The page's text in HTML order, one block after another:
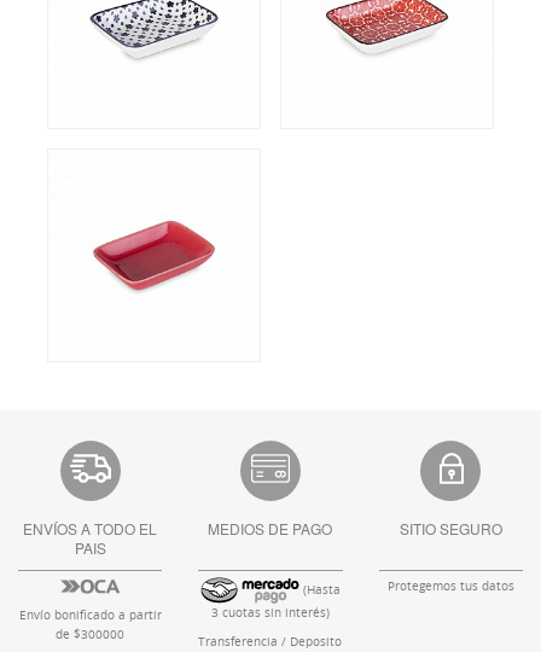
ENVÍOS A TODO EL
PAIS
Envío bonificado a partir
de $300000
MEDIOS DE PAGO
(Hasta
3 cuotas sin interés)
Transferencia / Deposito
SITIO SEGURO
Protegemos tus datos